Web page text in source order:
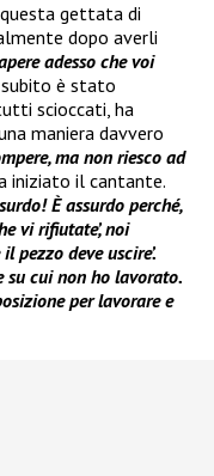
questa gettata di
dopo averli
adesso che voi
è stato
scioccati, ha
maniera davvero
ma non riesco ad
iniziato il cantante.
È assurdo perché,
vi rifiutate’, noi
pezzo deve uscire’.
su cui non ho lavorato.
per lavorare e